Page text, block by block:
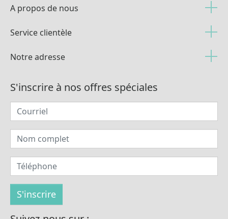
A propos de nous
Service clientèle
Notre adresse
S'inscrire à nos offres spéciales